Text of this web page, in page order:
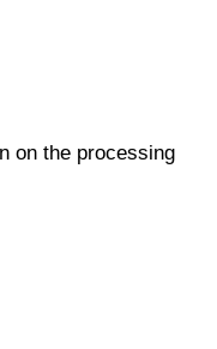
on the processing